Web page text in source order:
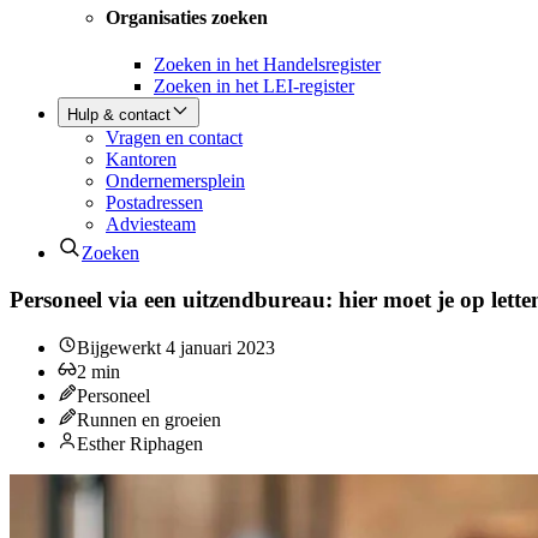
Organisaties zoeken
Zoeken in het Handelsregister
Zoeken in het LEI-register
Hulp & contact
Vragen en contact
Kantoren
Ondernemersplein
Postadressen
Adviesteam
Zoeken
Personeel via een uitzendbureau: hier moet je op
Bijgewerkt 4 januari 2023
2 min
Personeel
Runnen en groeien
Esther Riphagen